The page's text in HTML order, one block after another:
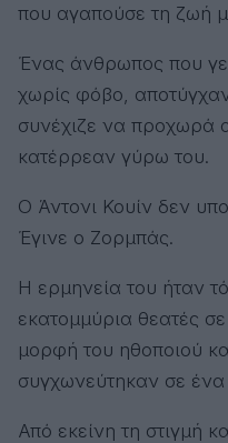
που αγαπούσε τη ζωή
Ένας άνθρωπος που
χωρίς φόβο,
συνέχιζε να προχωρά
κατέρρεαν γύρω του.
Ο Άντονι Κουίν δεν
Έγινε ο Ζορμπάς.
Η ερμηνεία του ήταν
εκατομμύρια θεατές
μορφή του ηθοποιού
συγχωνεύτηκαν σε
Από εκείνη τη στιγμή